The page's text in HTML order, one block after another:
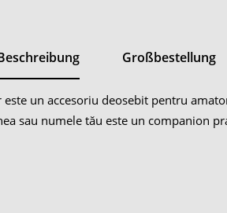
un accesoriu deosebit pentru
sau numele tău este un companion
Großbestellung